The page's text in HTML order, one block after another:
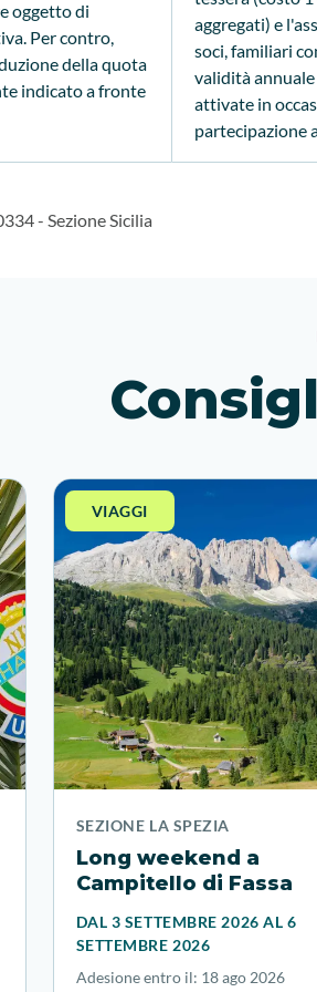
oggetto di
Per contro,
della quota
indicato a fronte
aggregati) e
soci, familiari
validità
attivate in
partecipazione
- Sezione Sicilia
VIAGGI
SEZIONE LA SPEZIA
Long weekend a
Campitello di Fassa
DAL 3 SETTEMBRE 2026 AL 6
SETTEMBRE 2026
Adesione entro il: 18 ago 2026